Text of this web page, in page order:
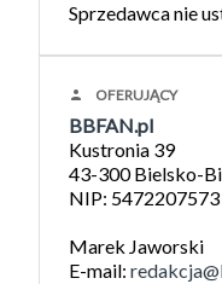
Sprzedawca nie
OFERUJĄCY
BBFAN.pl
Kustronia 39
43-300 Bielsko-
NIP: 5472207573
Marek Jaworski
E-mail: